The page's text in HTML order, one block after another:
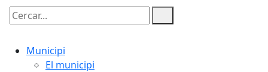
Cercar:
Municipi
El municipi